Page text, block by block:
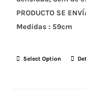
PRODUCTO SE
Medidas : 59cm
Select Option